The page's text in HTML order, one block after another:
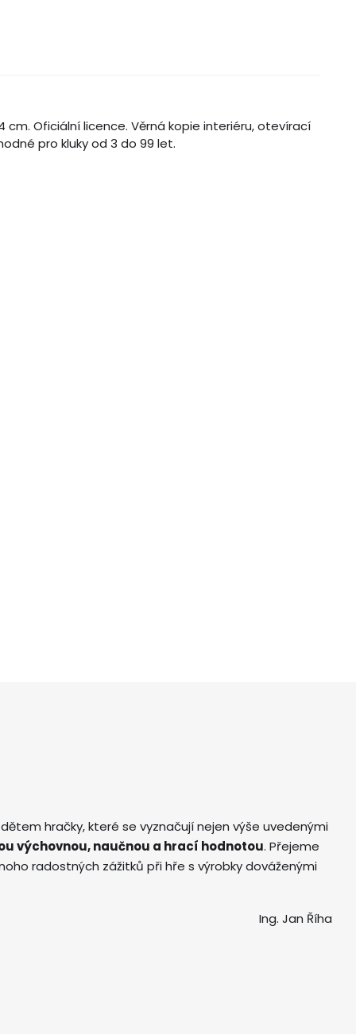
cm. Oficiální licence. Věrná kopie interiéru, otevírací
pro kluky od 3 do 99 let.
hračky, které se vyznačují nejen výše uvedenými
výchovnou, naučnou a hrací hodnotou. Přejeme
radostných zážitků při hře s výrobky dováženými
Ing. Jan Říha